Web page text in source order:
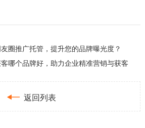
圈推广托管，提升您的品牌曝光度？
哪个品牌好，助力企业精准营销与获客
 返回列表